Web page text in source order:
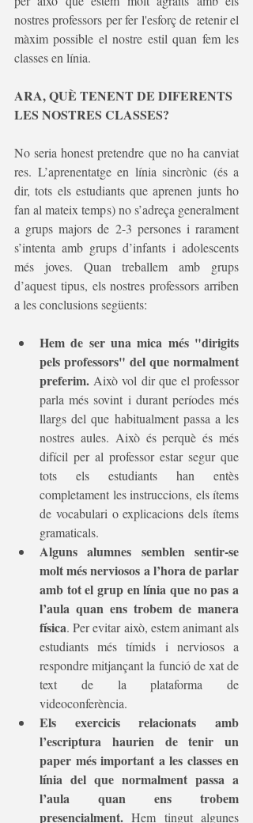
nostres professors per fer l'esforç de retenir el
màxim possible el nostre estil quan fem les
classes en línia.
ARA, QUÈ TENENT DE DIFERENTS
LES NOSTRES CLASSES?
No seria honest pretendre que no ha canviat
res. L’aprenentatge en línia sincrònic (és a
dir, tots els estudiants que aprenen junts ho
fan al mateix temps) no s’adreça generalment
a grups majors de 2-3 persones i rarament
s’intenta amb grups d’infants i adolescents
més joves. Quan treballem amb grups
d’aquest tipus, els nostres professors arriben
a les conclusions següents:
Hem de ser una mica més "dirigits
pels professors" del que normalment
preferim. Això vol dir que el professor
parla més sovint i durant períodes més
llargs del que habitualment passa a les
nostres aules. Això és perquè és més
difícil per al professor estar segur que
tots els estudiants han entès
completament les instruccions, els ítems
de vocabulari o explicacions dels ítems
gramaticals.
Alguns alumnes semblen sentir-se
molt més nerviosos a l’hora de parlar
amb tot el grup en línia que no pas a
l’aula quan ens trobem de manera
física. Per evitar això, estem animant als
estudiants més tímids i nerviosos a
respondre mitjançant la funció de xat de
text de la plataforma de
videoconferència.
Els exercicis relacionats amb
l’escriptura haurien de tenir un
paper més important a les classes en
línia del que normalment passa a
l’aula quan ens trobem
presencialment. Hem tingut algunes